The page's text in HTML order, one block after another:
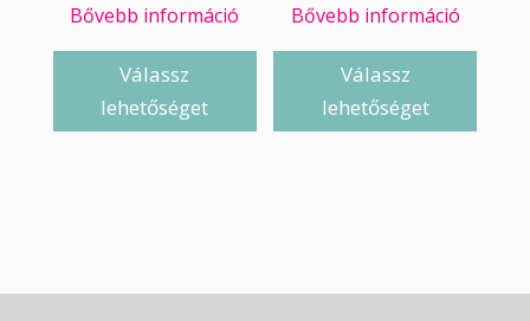
Bővebb információ
Válassz
lehetőséget
Bővebb információ
Válassz
lehetőséget